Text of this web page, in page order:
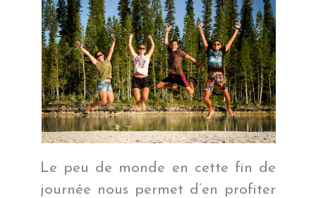
Le peu de monde en cette fin de
journée nous permet d’en profiter